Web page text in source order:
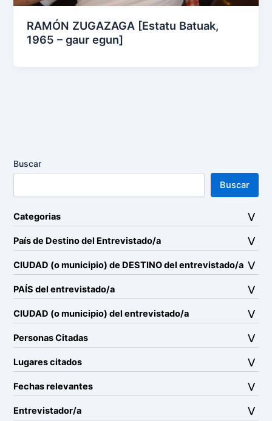
RAMÓN ZUGAZAGA [Estatu Batuak,
1965 – gaur egun]
Buscar
Buscar
Categorias
País de Destino del Entrevistado/a
CIUDAD (o municipio) de DESTINO del entrevistado/a
PAÍS del entrevistado/a
CIUDAD (o municipio) del entrevistado/a
Personas Citadas
Lugares citados
Fechas relevantes
Entrevistador/a